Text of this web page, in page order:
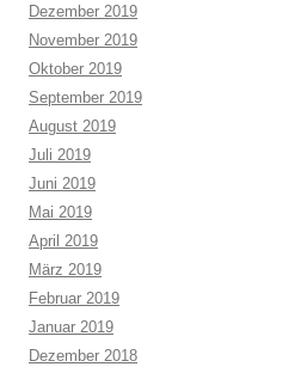
Dezember 2019
November 2019
Oktober 2019
September 2019
August 2019
Juli 2019
Juni 2019
Mai 2019
April 2019
März 2019
Februar 2019
Januar 2019
Dezember 2018